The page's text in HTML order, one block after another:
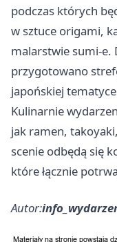
podczas których
w sztuce origami,
malarstwie sumi-e.
przygotowano
japońskiej
Kulinarnie
jak ramen,
scenie odbędą się
które łącznie
Autor: